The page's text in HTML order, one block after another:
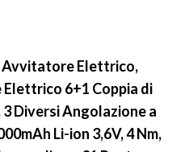
Avvitatore Elettrico,
Elettrico 6+1 Coppia di
Diversi Angolazione a
Li-ion 3,6V, 4 Nm,